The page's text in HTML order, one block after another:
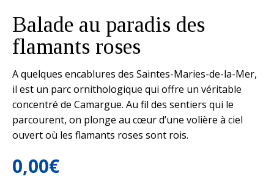
Balade au paradis des
flamants roses
A quelques encablures des Saintes-Maries-de-la-Mer,
il est un parc ornithologique qui offre un véritable
concentré de Camargue. Au fil des sentiers qui le
parcourent, on plonge au cœur d’une volière à ciel
ouvert où les flamants roses sont rois.
0,00€